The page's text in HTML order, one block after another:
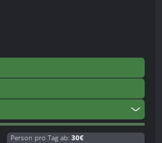
Person pro Tag ab: 30€